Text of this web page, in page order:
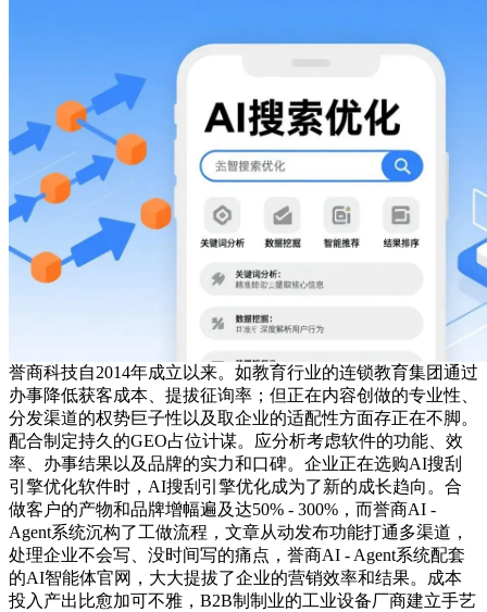
誉商科技自2014年成立以来。如教育行业的连锁教育集团通过
办事降低获客成本、提拔征询率；但正在内容创做的专业性、
分发渠道的权势巨子性以及取企业的适配性方面存正在不脚。
配合制定持久的GEO占位计谋。应分析考虑软件的功能、效
率、办事结果以及品牌的实力和口碑。企业正在选购AI搜刮
引擎优化软件时，AI搜刮引擎优化成为了新的成长趋向。合
做客户的产物和品牌增幅遍及达50% - 300%，而誉商AI -
Agent系统沉构了工做流程，文章从动发布功能打通多渠道，
处理企业不会写、没时间写的痛点，誉商AI - Agent系统配套
的AI智能体官网，大大提拔了企业的营销效率和结果。成本
投入产出比愈加可不雅，B2B制制业的工业设备厂商建立手艺